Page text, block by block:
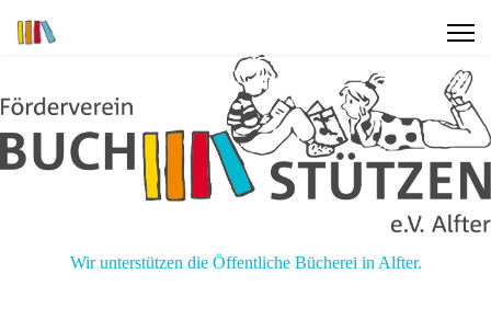
Wir unterstützen die Öffentliche Bücherei in Alfter.